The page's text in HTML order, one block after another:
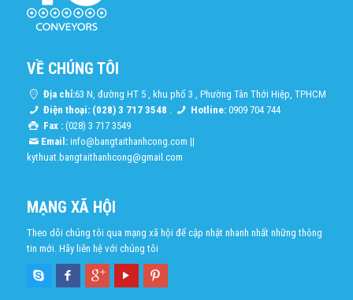
VỀ CHÚNG TÔI
Địa chỉ:63 N, đường HT 5 , khu phố 3 , Phường Tân Thới Hiệp, TPHCM
Điện thoại: (028) 3 717 3548 . Hotline: 0909 704 744
Fax :(028) 3 717 3549
Email: info@bangtaithanhcong.com ||
kythuat.bangtaithanhcong@gmail.com
MẠNG XÃ HỘI
Theo dõi chúng tôi qua mạng xã hội để cập nhật nhanh nhất những thông
tin mới. Hãy liên hệ với chúng tôi